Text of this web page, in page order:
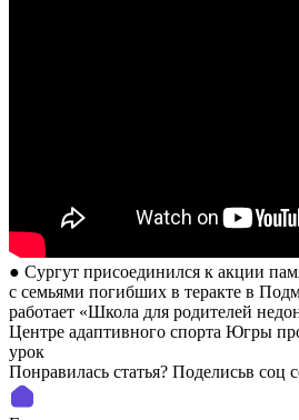
● Сургут присоединился к акции
с семьями погибших в теракте в
работает «Школа для родителей
Центре адаптивного спорта Югры
урок
Понравилась статья? Поделиcьв соц